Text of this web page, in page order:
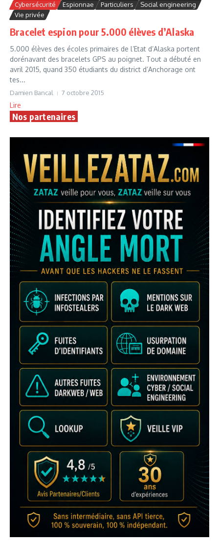
Cybersécurité Espionnae Particuliers
Social engineering
Vie privée
Bracelet espion pour 5.000 élèves d’Alaska
5.000 élèves des écoles primaires de l’Etat d’Alaska portent
dorénavant des bracelets GPS au poignet. Tout a débuté en
avril 2015, quand 350 étudiants du district d’Anchorage ont
tes...
Damien Bancal 7 octobre 2015
Lire
Nos partenaires